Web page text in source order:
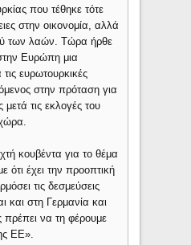
που τέθηκε τότε
στην οικονομία, αλλά
των λαών. Τώρα ήρθε
Ευρώπη μια
τις ευρωτουρκικές
στην πρόταση για
τις εκλογές του
κουβέντα για το θέμα
ότι έχει την προοπτική
τις δεσμεύσεις
και στη Γερμανία και
πρέπει να τη φέρουμε
ΕΕ».